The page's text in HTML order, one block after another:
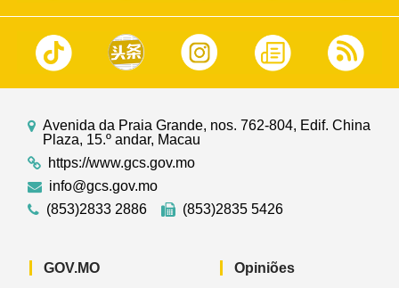
Avenida da Praia Grande, nos. 762-804, Edif. China
Plaza, 15.º andar, Macau
https://www.gcs.gov.mo
info@gcs.gov.mo
(853)2833 2886
(853)2835 5426
GOV.MO Opiniões